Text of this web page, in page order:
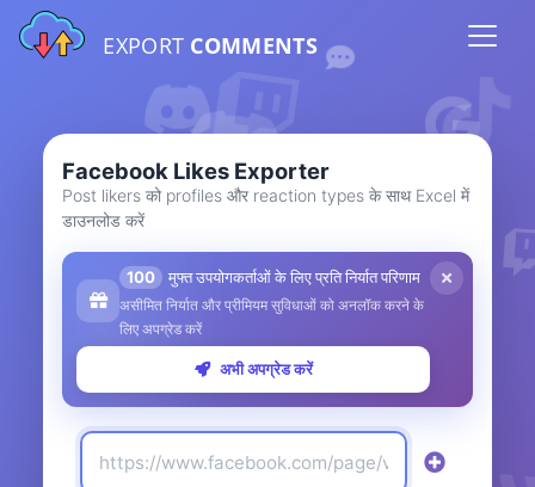
EXPORT COMMENTS
Facebook Likes Exporter
Post likers को profiles और reaction types के साथ Excel में
डाउनलोड करें
100 मुफ्त उपयोगकर्ताओं के लिए प्रति निर्यात परिणाम
असीमित निर्यात और प्रीमियम सुविधाओं को अनलॉक करने के
लिए अपग्रेड करें
अभी अपग्रेड करें